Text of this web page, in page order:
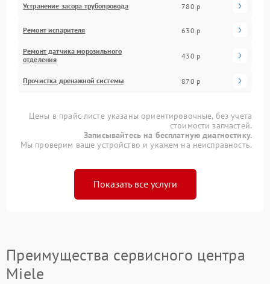
Устранение засора трубопровода 780 р
Ремонт испарителя 630 р
Ремонт датчика морозильного
отделения
430 р
Прочистка дренажной системы 870 р
Цены в прайс-листе указаны ориентировочные, без учета
стоимости запчастей.
Записывайтесь на бесплатную диагностику.
Мы проверим ваше устройство и укажем на неисправность.
Показать все услуги
Преимущества сервисного центра
Miele